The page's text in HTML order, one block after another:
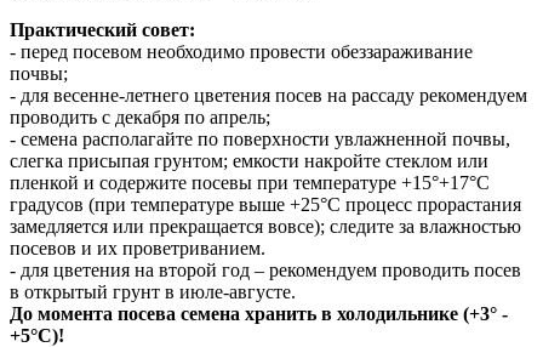
Практический совет:
- перед посевом необходимо провести обеззараживание
почвы;
- для весенне-летнего цветения посев на рассаду рекомендуем
проводить с декабря по апрель;
- семена располагайте по поверхности увлажненной почвы,
слегка присыпая грунтом; емкости накройте стеклом или
пленкой и содержите посевы при температуре +15°+17°С
градусов (при температуре выше +25°С процесс прорастания
замедляется или прекращается вовсе); следите за влажностью
посевов и их проветриванием.
- для цветения на второй год – рекомендуем проводить посев
в открытый грунт в июле-августе.
До момента посева семена хранить в холодильнике (+3° -
+5°С)!